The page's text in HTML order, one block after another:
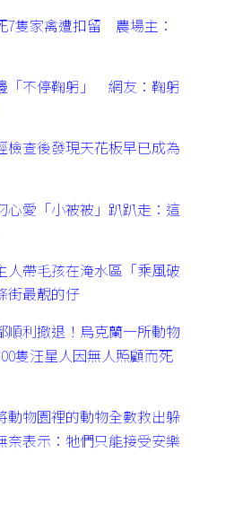
7隻家禽遭扣留 農場主：
「不停鞠躬」 網友：鞠躬
查後發現天花板早已成為
心愛「小被被」趴趴走：這
人帶毛孩在淹水區「乘風破
街最靚的仔
順利撤退！烏克蘭一所動物
隻汪星人因無人照顧而死
動物園裡的動物全數救出躲
奈表示：牠們只能接受安樂